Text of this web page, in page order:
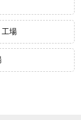
工場